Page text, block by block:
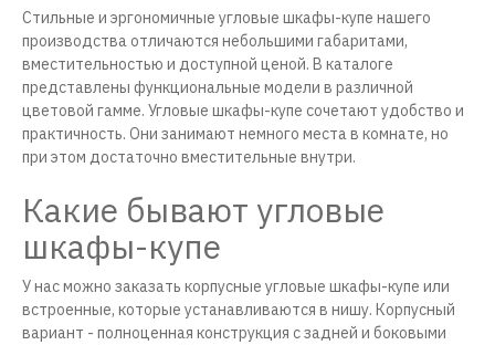
Стильные и эргономичные угловые шкафы-купе нашего
производства отличаются небольшими габаритами,
вместительностью и доступной ценой. В каталоге
представлены функциональные модели в различной
цветовой гамме. Угловые шкафы-купе сочетают удобство и
практичность. Они занимают немного места в комнате, но
при этом достаточно вместительные внутри.
Какие бывают угловые
шкафы-купе
У нас можно заказать корпусные угловые шкафы-купе или
встроенные, которые устанавливаются в нишу. Корпусный
вариант - полноценная конструкция с задней и боковыми